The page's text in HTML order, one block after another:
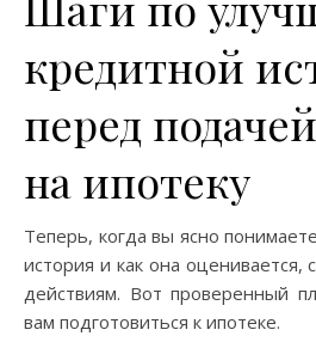
кредитной
перед
на ипотеку
Теперь, когда вы ясно
история и как она оценивается,
действиям. Вот проверенный
вам подготовиться к ипотеке.